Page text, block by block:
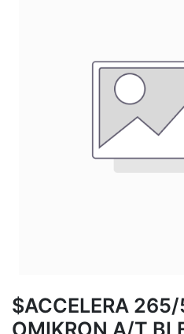
$ACCELERA 265/
OMIKRON A/T